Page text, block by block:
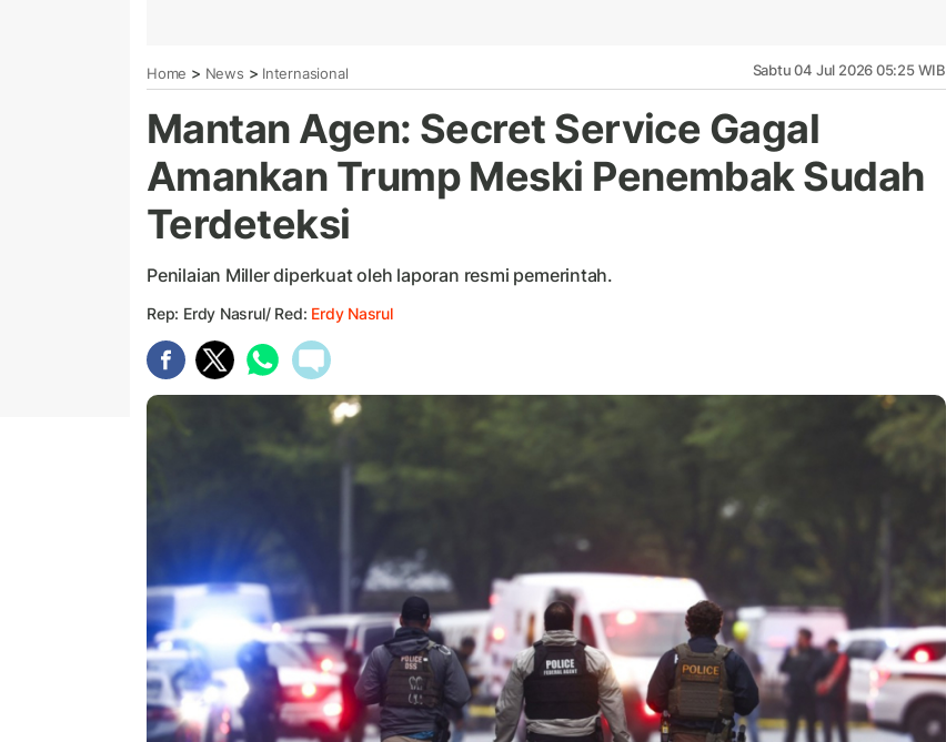
Home > News > Internasional Sabtu 04 Jul 2026 05:25 WIB
Mantan Agen: Secret Service Gagal
Amankan Trump Meski Penembak Sudah
Terdeteksi
Penilaian Miller diperkuat oleh laporan resmi pemerintah.
Rep: Erdy Nasrul/ Red: Erdy Nasrul